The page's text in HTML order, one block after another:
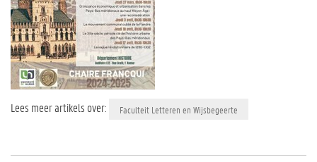
Lees meer artikels over: Faculteit Letteren en Wijsbegeerte